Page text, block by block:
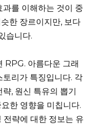
를 이해하는 것이 중
한 장르이지만, 보다
습니다.
RPG. 아름다운 그래
리가 특징입니다. 각
, 원신 특유의 뽑기
한 영향을 미칩니다.
전략에 대한 정보는 유